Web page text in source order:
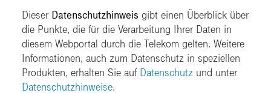
Dieser Datenschutzhinweis gibt einen Überblick über
die Punkte, die für die Verarbeitung Ihrer Daten in
diesem Webportal durch die Telekom gelten. Weitere
Informationen, auch zum Datenschutz in speziellen
Produkten, erhalten Sie auf Datenschutz und unter
Datenschutzhinweise.